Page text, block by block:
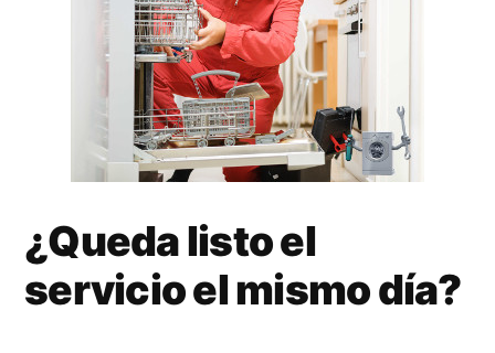
¿Queda listo el
servicio el mismo día?